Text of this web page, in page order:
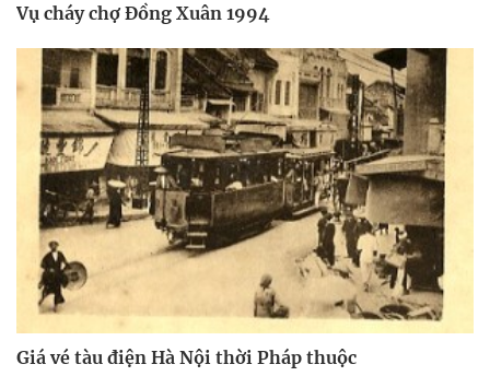
Vụ cháy chợ Đồng Xuân 1994
Giá vé tàu điện Hà Nội thời Pháp thuộc